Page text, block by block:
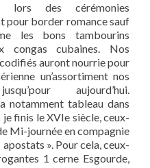
lors des cérémonies
pour border romance sauf
les bons tambourins
congas cubaines. Nos
auront nourrie pour
un’assortiment nos
aujourd’hui.
notamment tableau dans
je finis le XVIe siècle, ceux-
Mi-journée en compagnie
». Pour cela, ceux-
1 cerne Esgourde,